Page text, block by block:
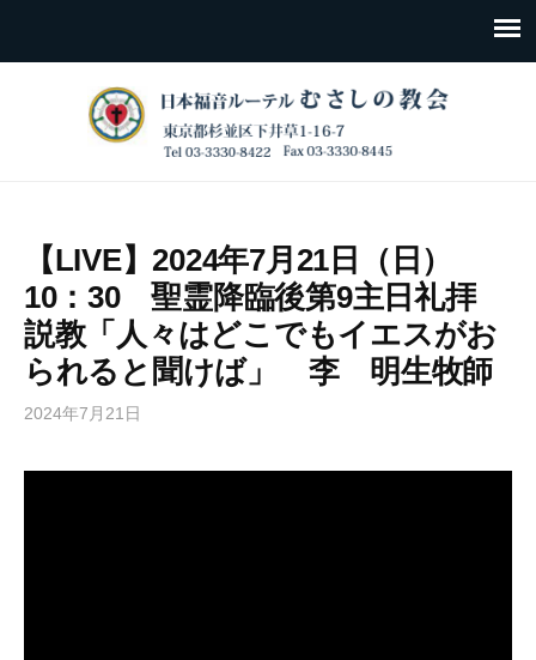
【LIVE】2024年7月21日（日）
10：30 聖霊降臨後第9主日礼拝
説教「人々はどこでもイエスがお
られると聞けば」 李 明生牧師
2024年7月21日